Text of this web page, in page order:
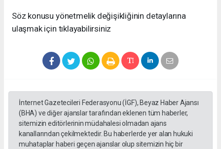
Söz konusu yönetmelik değişikliğinin detaylarına
ulaşmak için tıklayabilirsiniz
İnternet Gazetecileri Federasyonu (İGF), Beyaz Haber Ajansı
(BHA) ve diğer ajanslar tarafından eklenen tüm haberler,
sitemizin editörlerinin müdahalesi olmadan ajans
kanallarından çekilmektedir. Bu haberlerde yer alan hukuki
muhataplar haberi geçen ajanslar olup sitemizin hiç bir